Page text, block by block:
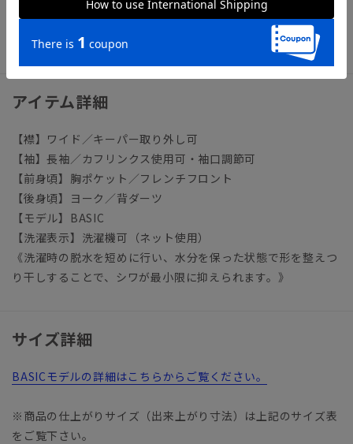
ビジネス ワイシャツ ノーアイロン ノンアイロン イージ
ーケア 形態安定
アイテム詳細
【襟】ワイド／キーパー取り外し可
【袖】長袖／カフリンクス使用可・袖口調節可
【前身頃】胸ポケット／フレンチフロント
【後身頃】ヨーク／背ダーツ
【モデル】BASIC
【洗濯表示】洗濯機可（ネット使用）
《洗濯時の脱水を短めに行い、水分を保った状態で形を整えつ
り干しすることで、シワが最小限に抑えられます。》
サイズ詳細
BASICモデルの詳細はこちらからご覧ください。
※商品の仕上がりサイズ（出来上がり寸法）は上記のサイズ表
をご覧下さい。